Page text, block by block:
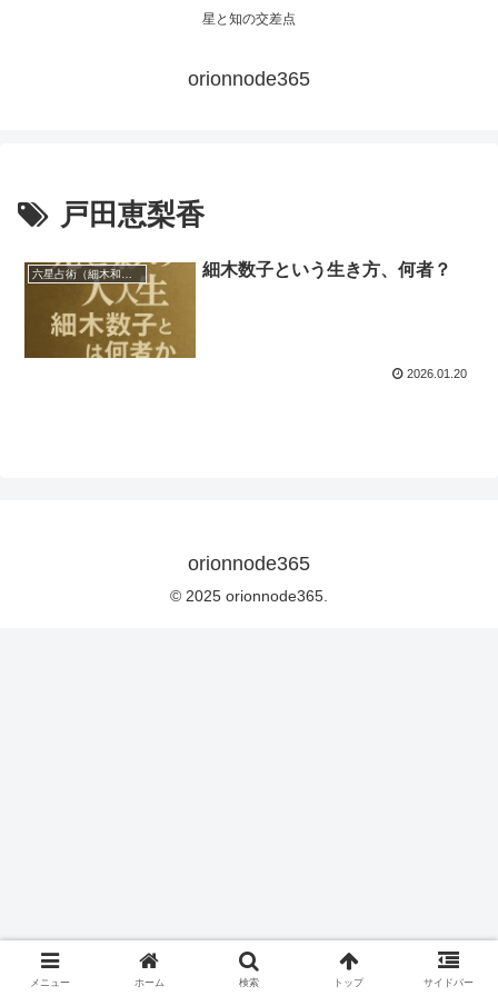
星と知の交差点
orionnode365
戸田恵梨香
細木数子という生き方、何者？
2026.01.20
orionnode365
© 2025 orionnode365.
メニュー ホーム 検索 トップ サイドバー